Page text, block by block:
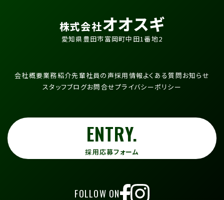
株式会社オオスギ
愛知県豊田市富岡町中田1番地2
会社概要業務紹介先輩社員の声採用情報よくある質問お知らせ
スタッフブログお問合せプライバシーポリシー
ENTRY.
採用応募フォーム
FOLLOW ON